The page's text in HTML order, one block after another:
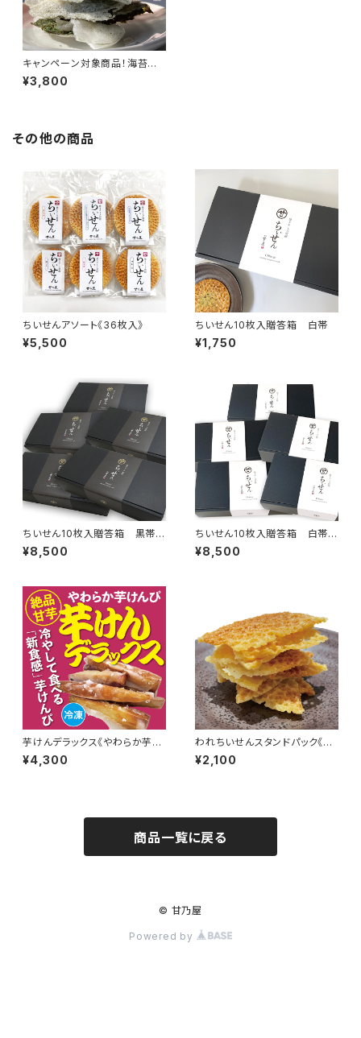
キャンペーン対象商品！海苔米
チップス《８袋入》
¥3,800
その他の商品
ちいせんアソート《36枚入》
¥5,500
ちいせん10枚入贈答箱 白帯
¥1,750
ちいせん10枚入贈答箱 黒帯
《５箱セット》
¥8,500
ちいせん10枚入贈答箱 白帯
《５箱セット》
¥8,500
芋けんデラックス《やわらか芋け
んぴ ６パック入》
¥4,300
われちいせんスタンドパック《４
袋入》
¥2,100
商品一覧に戻る
© 甘乃屋
Powered by